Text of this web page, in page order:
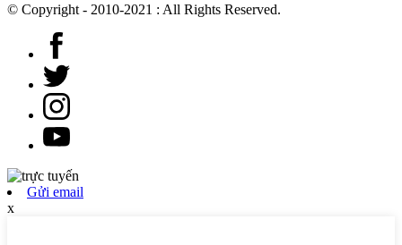
© Copyright - 2010-2021 : All Rights Reserved.
Gửi email
x